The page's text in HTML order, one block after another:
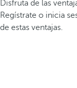
Disfruta de las
Regístrate o inicia
de estas ventajas.